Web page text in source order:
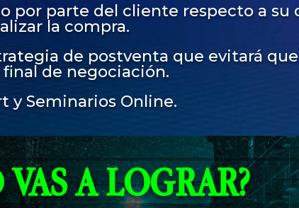
por parte del cliente respecto a su
la compra.
de postventa que evitará
de negociación.
y Seminarios Online.
A LOGRAR?